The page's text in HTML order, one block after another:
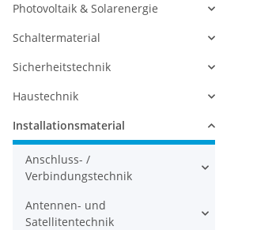
Photovoltaik & Solarenergie
Schaltermaterial
Sicherheitstechnik
Haustechnik
Installationsmaterial
Anschluss- /
Verbindungstechnik
Antennen- und
Satellitentechnik